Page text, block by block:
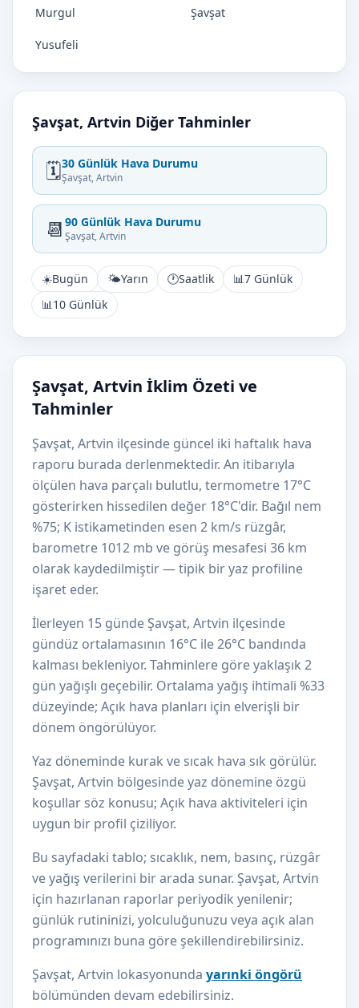
Murgul Şavşat
Yusufeli
Şavşat, Artvin Diğer Tahminler
🗓️30 Günlük Hava Durumu
Şavşat, Artvin
📆 90 Günlük Hava Durumu
Şavşat, Artvin
☀️Bugün 🌤️Yarın 🕐Saatlik 📊7 Günlük
📊10 Günlük
Şavşat, Artvin İklim Özeti ve
Tahminler
Şavşat, Artvin ilçesinde güncel iki haftalık hava
raporu burada derlenmektedir. An itibarıyla
ölçülen hava parçalı bulutlu, termometre 17°C
gösterirken hissedilen değer 18°C'dir. Bağıl nem
%75; K istikametinden esen 2 km/s rüzgâr,
barometre 1012 mb ve görüş mesafesi 36 km
olarak kaydedilmiştir — tipik bir yaz profiline
işaret eder.
İlerleyen 15 günde Şavşat, Artvin ilçesinde
gündüz ortalamasının 16°C ile 26°C bandında
kalması bekleniyor. Tahminlere göre yaklaşık 2
gün yağışlı geçebilir. Ortalama yağış ihtimali %33
düzeyinde; Açık hava planları için elverişli bir
dönem öngörülüyor.
Yaz döneminde kurak ve sıcak hava sık görülür.
Şavşat, Artvin bölgesinde yaz dönemine özgü
koşullar söz konusu; Açık hava aktiviteleri için
uygun bir profil çiziliyor.
Bu sayfadaki tablo; sıcaklık, nem, basınç, rüzgâr
ve yağış verilerini bir arada sunar. Şavşat, Artvin
için hazırlanan raporlar periyodik yenilenir;
günlük rutininizi, yolculuğunuzu veya açık alan
programınızı buna göre şekillendirebilirsiniz.
Şavşat, Artvin lokasyonunda yarınki öngörü
bölümünden devam edebilirsiniz.